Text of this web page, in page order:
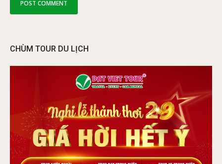
CHÙM TOUR DU LỊCH